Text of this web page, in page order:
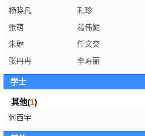
杨晓凡
孔珍
张萌
葛伟妮
朱琳
任文交
张冉冉
李寿丽
学士
其他(1)
何西宇